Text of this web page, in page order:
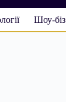
Шоу-біз